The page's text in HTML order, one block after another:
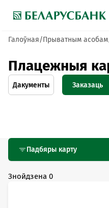
Галоўная Прыватным асобам
Плацежныя
Дакументы Заказаць
Анлайн
Падбяры карту
Знойдзена 0